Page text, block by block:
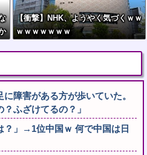
【衝撃】NHK、ようやく気づくｗｗ
ｗｗｗｗｗｗｗ
障害がある方が歩いていた。
ふざけてるの？」
？」→1位中国ｗ 何で中国は日